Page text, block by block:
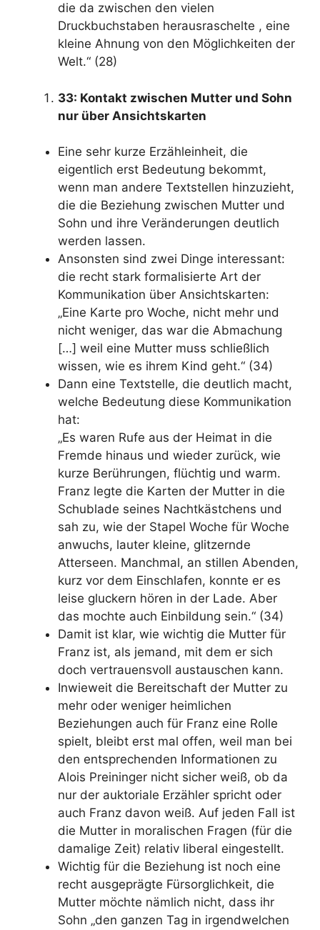
die da zwischen den vielen
Druckbuchstaben herausraschelte , eine
kleine Ahnung von den Möglichkeiten der
Welt.“ (28)
33: Kontakt zwischen Mutter und Sohn
nur über Ansichtskarten
Eine sehr kurze Erzähleinheit, die
eigentlich erst Bedeutung bekommt,
wenn man andere Textstellen hinzuzieht,
die die Beziehung zwischen Mutter und
Sohn und ihre Veränderungen deutlich
werden lassen.
Ansonsten sind zwei Dinge interessant:
die recht stark formalisierte Art der
Kommunikation über Ansichtskarten:
„Eine Karte pro Woche, nicht mehr und
nicht weniger, das war die Abmachung
[…] weil eine Mutter muss schließlich
wissen, wie es ihrem Kind geht.“ (34)
Dann eine Textstelle, die deutlich macht,
welche Bedeutung diese Kommunikation
hat:
„Es waren Rufe aus der Heimat in die
Fremde hinaus und wieder zurück, wie
kurze Berührungen, flüchtig und warm.
Franz legte die Karten der Mutter in die
Schublade seines Nachtkästchens und
sah zu, wie der Stapel Woche für Woche
anwuchs, lauter kleine, glitzernde
Atterseen. Manchmal, an stillen Abenden,
kurz vor dem Einschlafen, konnte er es
leise gluckern hören in der Lade. Aber
das mochte auch Einbildung sein.“ (34)
Damit ist klar, wie wichtig die Mutter für
Franz ist, als jemand, mit dem er sich
doch vertrauensvoll austauschen kann.
Inwieweit die Bereitschaft der Mutter zu
mehr oder weniger heimlichen
Beziehungen auch für Franz eine Rolle
spielt, bleibt erst mal offen, weil man bei
den entsprechenden Informationen zu
Alois Preininger nicht sicher weiß, ob da
nur der auktoriale Erzähler spricht oder
auch Franz davon weiß. Auf jeden Fall ist
die Mutter in moralischen Fragen (für die
damalige Zeit) relativ liberal eingestellt.
Wichtig für die Beziehung ist noch eine
recht ausgeprägte Fürsorglichkeit, die
Mutter möchte nämlich nicht, dass ihr
Sohn „den ganzen Tag in irgendwelchen